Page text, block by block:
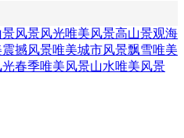
景风景风光唯美风景高山景观海
震撼风景唯美城市风景飘雪唯美
光春季唯美风景山水唯美风景